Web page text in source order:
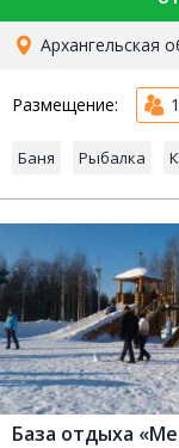
Архангельская
Размещение:
Баня Рыбалка
База отдыха